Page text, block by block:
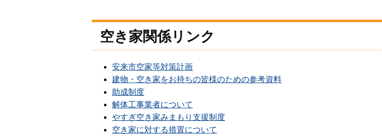
空き家関係リンク
安来市空家等対策計画
建物・空き家をお持ちの皆様のための参考資料
助成制度
解体工事業者について
やすぎ空き家みまもり支援制度
空き家に対する措置について